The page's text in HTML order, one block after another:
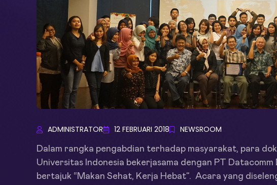
ADMINISTRATOR 12 FEBRUARI 2018 NEWSROOM
Dalam rangka pengabdian terhadap masyarakat, para
Universitas Indonesia bekerjasama dengan PT
bertajuk “Makan Sehat, Kerja Hebat”. Acara yang